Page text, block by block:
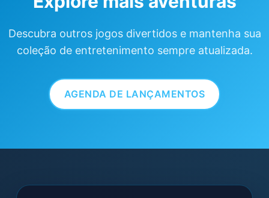
Descubra outros jogos divertidos e mantenha sua
coleção de entretenimento sempre atualizada.
AGENDA DE LANÇAMENTOS